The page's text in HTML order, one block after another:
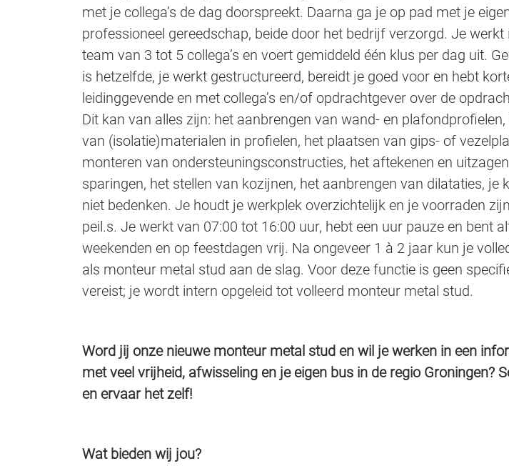
met je collega’s de dag doorspreekt. Daarna ga je op pad met je
professioneel gereedschap, beide door het bedrijf verzorgd. Je werkt
team van 3 tot 5 collega’s en voert gemiddeld één klus per dag uit.
is hetzelfde, je werkt gestructureerd, bereidt je goed voor en hebt
leidinggevende en met collega’s en/of opdrachtgever over de
Dit kan van alles zijn: het aanbrengen van wand- en
van (isolatie)materialen in profielen, het plaatsen van gips- of
monteren van ondersteuningsconstructies, het aftekenen en
sparingen, het stellen van kozijnen, het aanbrengen van dilataties, je
niet bedenken. Je houdt je werkplek overzichtelijk en je voorraden
peil.s. Je werkt van 07:00 tot 16:00 uur, hebt een uur pauze en bent
weekenden en op feestdagen vrij. Na ongeveer 1 à 2 jaar kun je
als monteur metal stud aan de slag. Voor deze functie is geen
vereist; je wordt intern opgeleid tot volleerd monteur metal stud.
Word jij onze nieuwe monteur metal stud en wil je werken in een
met veel vrijheid, afwisseling en je eigen bus in de regio Groningen?
en ervaar het zelf!
Wat bieden wij jou?